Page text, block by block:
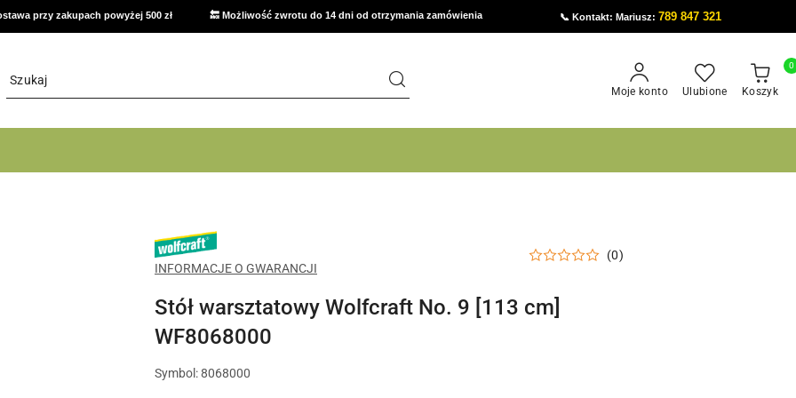
przy zakupach powyżej 500 zł 🔙 Możliwość zwrotu do 14 dni od otrzymania zamówienia 📞 Kontakt: Mariusz:789 847 321
Moje konto Ulubione Koszyk
0
WOLFCRAFT
INFORMACJE O GWARANCJI
(0)
Stół warsztatowy Wolfcraft No. 9 [113 cm]
WF8068000
Symbol:8068000